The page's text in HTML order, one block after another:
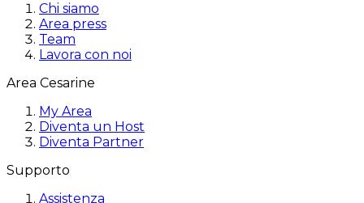
Chi siamo
Area press
Team
Lavora con noi
Area Cesarine
My Area
Diventa un Host
Diventa Partner
Supporto
Assistenza